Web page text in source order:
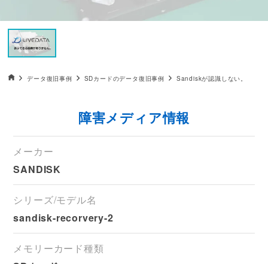
データ復旧HOME
データ復旧事例 SDカードのデータ復旧事例 Sandiskが認識しない。
障害メディア情報
メーカー
SANDISK
シリーズ/モデル名
sandisk-recorvery-2
メモリーカード種類